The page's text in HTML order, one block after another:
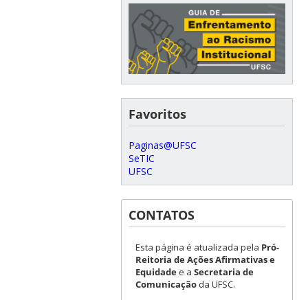
Favoritos
Paginas@UFSC
SeTIC
UFSC
CONTATOS
Esta página é atualizada pela Pró-
Reitoria de Ações Afirmativas e
Equidadee a Secretaria de
Comunicaçãoda UFSC.